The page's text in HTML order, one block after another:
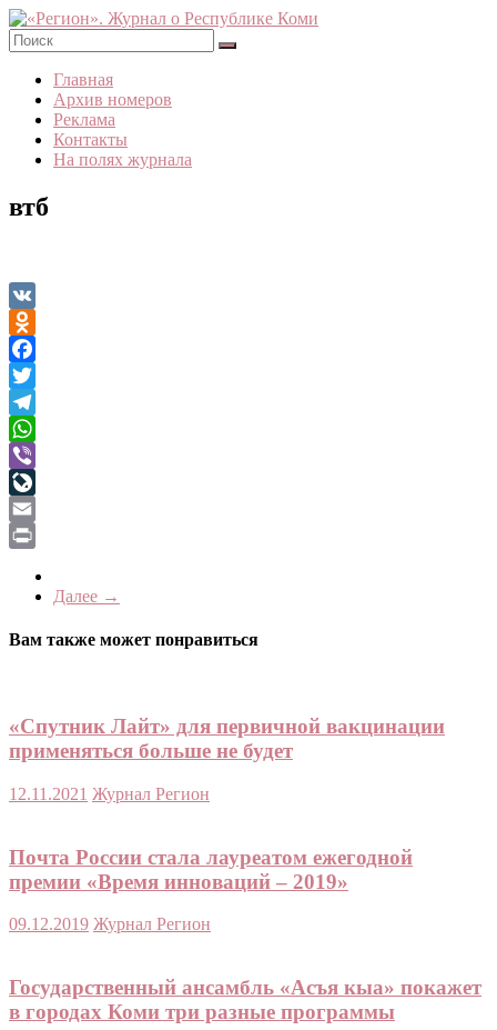
Skip
to
content
«Регион».
Журнал
Республике
Коми
Главная
Архив номеров
Реклама
Контакты
На полях журнала
втб
VK
Odnoklassniki
Facebook
Twitter
Telegram
WhatsApp
Viber
LiveJournal
Email
Далее →
Вам также может понравиться
«Спутник Лайт» для первичной вакцинации
применяться больше не будет
12.11.2021 Журнал Регион
Почта России стала лауреатом ежегодной
премии «Время инноваций – 2019»
09.12.2019 Журнал Регион
Государственный ансамбль «Асъя кыа» покажет
в городах Коми три разные программы